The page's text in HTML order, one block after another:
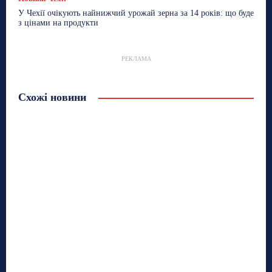
У Чехії очікують найнижчий урожай зерна за 14 років: що буде
з цінами на продукти
РЕКЛАМА
Схожі новини